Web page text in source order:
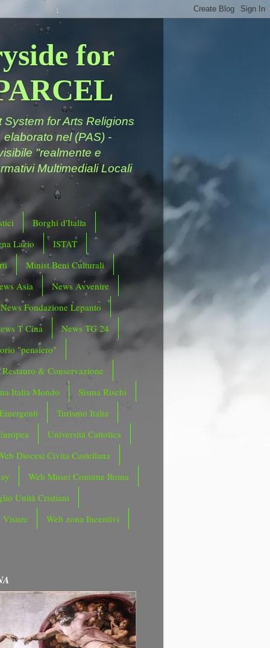
for
for Arts Religions
nel (PAS) -
"realmente e
Multimediali Locali
Borghi d'Italia
Lazio
ISTAT
Minist.Beni Culturali
Asia
News Avvenire
News Fondazione Lepanto
T Cina
News TG 24
"pensiero"
Restauro & Conservazione
Italia Mondo
Sisma Rischi
Turismo Italia
Università Cattolica
Diocesi Civita Castellana
Web Musei Comune Roma
Unità Cristiani
Visure
Web zona Incentivi